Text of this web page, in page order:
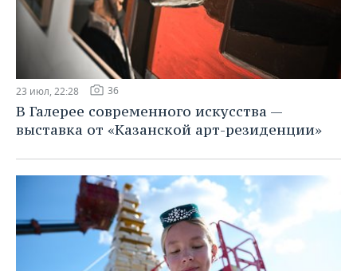
23 июл, 22:28 36
В Галерее современного искусства —
выставка от «Казанской арт-резиденции»